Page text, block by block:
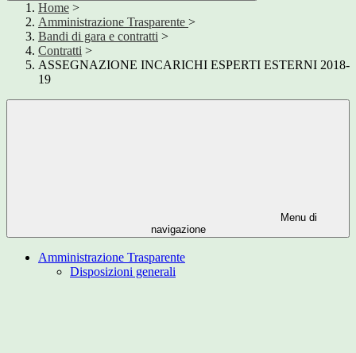
Home >
Amministrazione Trasparente >
Bandi di gara e contratti >
Contratti >
ASSEGNAZIONE INCARICHI ESPERTI ESTERNI 2018-
19
Menu di
navigazione
Amministrazione Trasparente
Disposizioni generali